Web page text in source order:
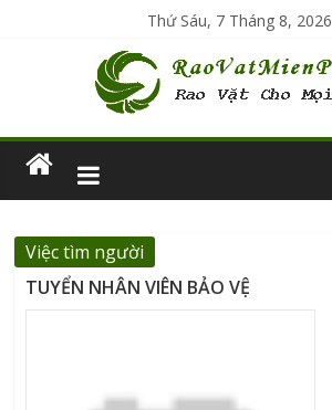
Thứ Sáu, 7 Tháng 8, 2026
Việc tìm người
TUYỂN NHÂN VIÊN BẢO VỆ